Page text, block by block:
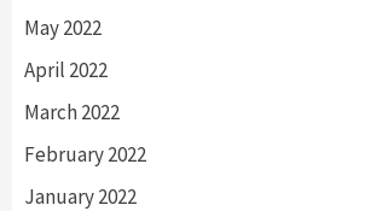
May 2022
April 2022
March 2022
February 2022
January 2022